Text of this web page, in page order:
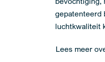
gepatenteerd
luchtkwaliteit
Lees meer